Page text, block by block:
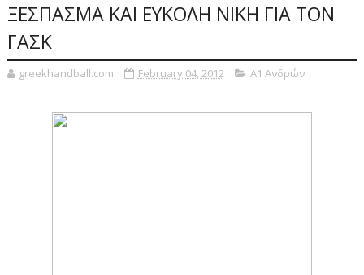
ΞΕΣΠΑΣΜΑ ΚΑΙ ΕΥΚΟΛΗ ΝΙΚΗ ΓΙΑ ΤΟΝ
ΓΑΣΚ
greekhandball.com February 04, 2012 Α1 Ανδρών